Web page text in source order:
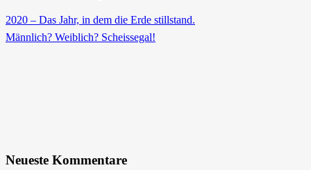
2020 – Das Jahr, in dem die Erde stillstand.
Männlich? Weiblich? Scheissegal!
Neueste Kommentare